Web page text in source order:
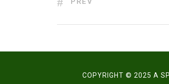
COPYRIGHT © 2025 A